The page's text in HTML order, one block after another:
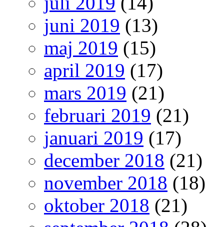
juni 2019 (13)
maj 2019 (15)
april 2019 (17)
mars 2019 (21)
februari 2019 (21)
januari 2019 (17)
december 2018 (21)
november 2018 (18)
oktober 2018 (21)